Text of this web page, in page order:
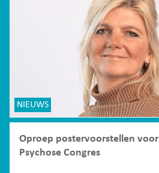
NIEUWS
Oproep postervoorstellen
Psychose Congres